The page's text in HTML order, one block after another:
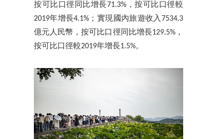
按可比口徑同比增長71.3%，按可比口徑較
2019年增長4.1%；實現國內旅遊收入7534.3
億元人民幣，按可比口徑同比增長129.5%，
按可比口徑較2019年增長1.5%。